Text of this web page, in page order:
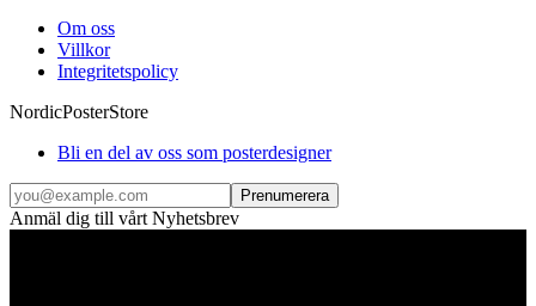
Om oss
Villkor
Integritetspolicy
NordicPosterStore
Bli en del av oss som posterdesigner
Prenumerera
Anmäl dig till vårt Nyhetsbrev